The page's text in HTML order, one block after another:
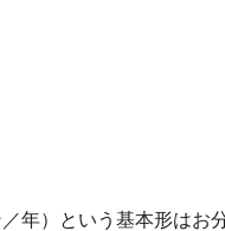
年）という基本形はお